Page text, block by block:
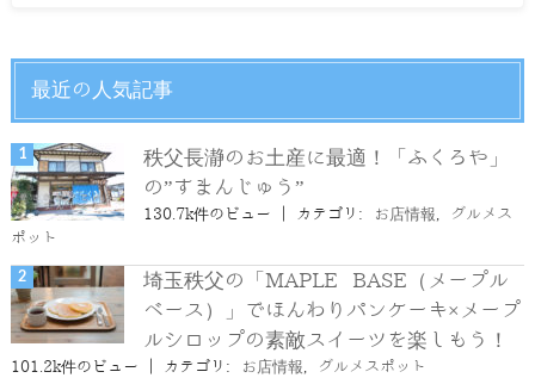
最近の人気記事
秩父長瀞のお土産に最適！「ふくろや」
の”すまんじゅう”
130.7k件のビュー カテゴリ: お店情報
グルメス
ポット
埼玉秩父の「MAPLE BASE（メープル
ベース）」でほんわりパンケーキ×メープ
ルシロップの素敵スイーツを楽しもう！
101.2k件のビュー カテゴリ: お店情報, グルメスポット